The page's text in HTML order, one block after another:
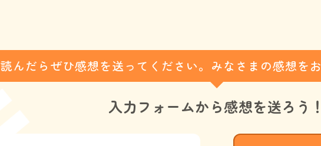
読んだらぜひ感想を送ってください。みなさまの感想を
入力フォームから感想を送ろう！